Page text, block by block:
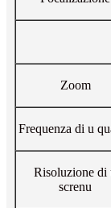
Zoom
Frequenza di u
Risoluzione di
screnu